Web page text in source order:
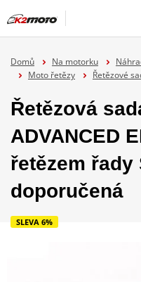
Domů Na motorku
Moto řetězy
Řetězové
Řetězová
ADVANCED
řetězem řady
doporučená
SLEVA 6%